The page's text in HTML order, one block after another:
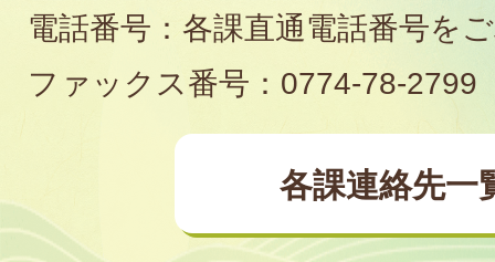
場
電話番号：各課直通電話番号を
ファックス番号：0774-78-2799
各課連絡先一